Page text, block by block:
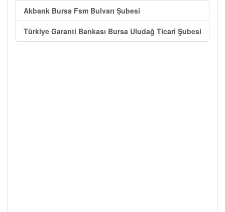
Akbank Bursa Fsm Bulvarı Şubesi
Türkiye Garanti Bankası Bursa Uludağ Ticari Şubesi